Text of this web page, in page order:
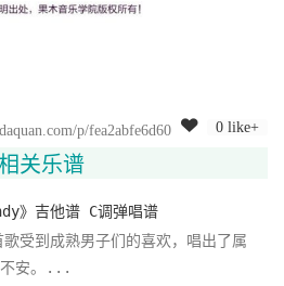
p/fea2abfe6d60
0 like+
关乐谱
》吉他谱 C调弹唱谱
歌受到成熟男子们的喜欢，唱出了属
不安。...